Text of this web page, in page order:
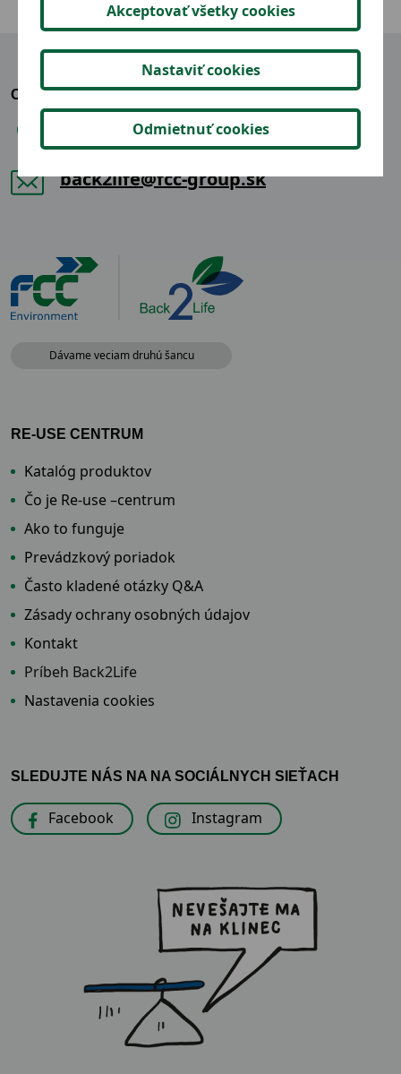
OZVITE SA NÁM
+421 904 865 914
back2life@fcc-group.sk
Dávame veciam druhú šancu
RE-USE CENTRUM
Katalóg produktov
Čo je Re-use –centrum
Ako to funguje
Prevádzkový poriadok
Často kladené otázky Q&A
Zásady ochrany osobných údajov
Kontakt
Príbeh Back2Life
Nastavenia cookies
SLEDUJTE NÁS NA NA SOCIÁLNYCH SIEŤACH
Facebook Instagram
Akceptovať všetky cookies
Nastaviť cookies
Odmietnuť cookies